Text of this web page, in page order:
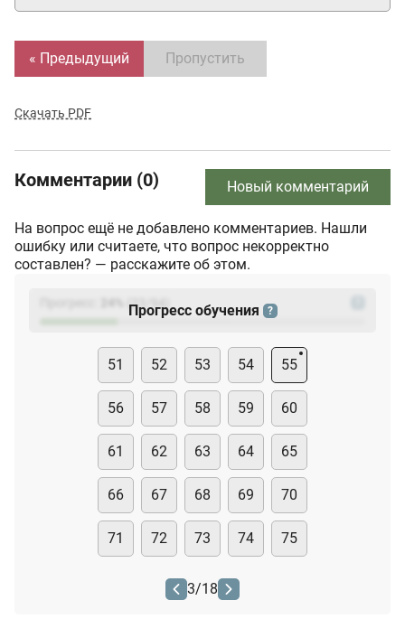
« Предыдущий Пропустить
Скачать PDF
Комментарии (0) Новый комментарий
На вопрос ещё не добавлено комментариев. Нашли
ошибку или считаете, что вопрос некорректно
составлен? — расскажите об этом.
(23
Прогресс обучения ?
51 52 53 54 55
56 57 58 59 60
61 62 63 64 65
66 67 68 69 70
71 72 73 74 75
3/18